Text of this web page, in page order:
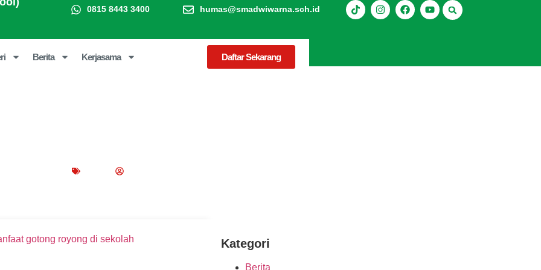
0815 8443 3400 humas@smadwiwarna.sch.id
Berita Kerjasama Daftar Sekarang
Kategori
Berita